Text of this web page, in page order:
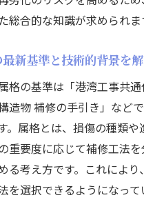
総合的な知識が求められま
新基準と技術的背景を
格の基準は「港湾工事共
造物 補修の手引き」など
。属格とは、損傷の種類や
重要度に応じて補修工法
る考え方です。これにより
を選択できるようになって